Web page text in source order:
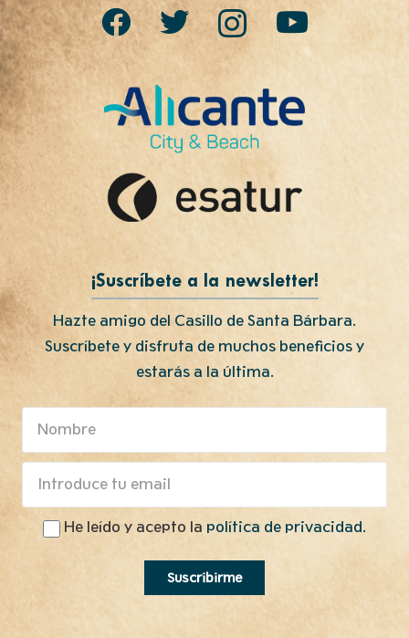
¡Suscríbete a la newsletter!
Hazte amigo del Casillo de Santa Bárbara.
Suscríbete y disfruta de muchos beneficios y
estarás a la última.
He leído y acepto la política de privacidad.